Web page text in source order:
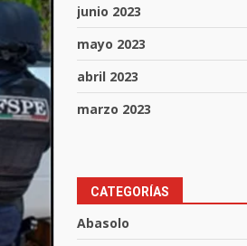
junio 2023
mayo 2023
abril 2023
marzo 2023
CATEGORÍAS
Abasolo